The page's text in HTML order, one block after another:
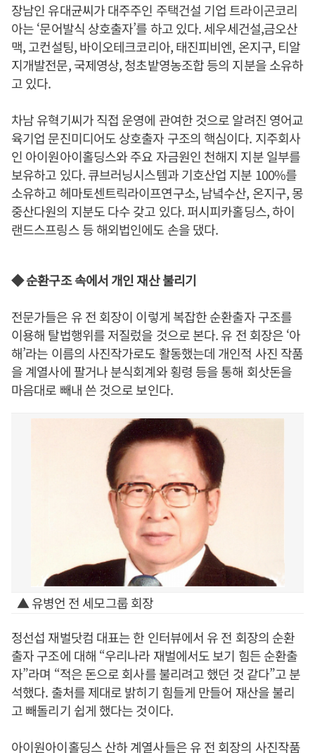
장남인 유대균씨가 대주주인 주택건설 기업 트라이곤코리
아는 ‘문어발식 상호출자’를 하고 있다. 세우세건설,금오산
맥, 고컨설팅, 바이오테크코리아, 태진피비엔, 온지구, 티알
지개발전문, 국제영상, 청초밭영농조합 등의 지분을 소유하
고 있다.
차남 유혁기씨가 직접 운영에 관여한 것으로 알려진 영어교
육기업 문진미디어도 상호출자 구조의 핵심이다. 지주회사
인 아이원아이홀딩스와 주요 자금원인 천해지 지분 일부를
보유하고 있다. 큐브러닝시스템과 기호산업 지분 100%를
소유하고 헤마토센트릭라이프연구소, 남녘수산, 온지구, 몽
중산다원의 지분도 다수 갖고 있다. 퍼시피카홀딩스, 하이
랜드스프링스 등 해외법인에도 손을 댔다.
◆ 순환구조 속에서 개인 재산 불리기
전문가들은 유 전 회장이 이렇게 복잡한 순환출자 구조를
이용해 탈법행위를 저질렀을 것으로 본다. 유 전 회장은 ‘아
해’라는 이름의 사진작가로도 활동했는데 개인적 사진 작품
을 계열사에 팔거나 분식회계와 횡령 등을 통해 회삿돈을
마음대로 빼내 쓴 것으로 보인다.
▲ 유병언 전 세모그룹 회장
정선섭 재벌닷컴 대표는 한 인터뷰에서 유 전 회장의 순환
출자 구조에 대해 “우리나라 재벌에서도 보기 힘든 순환출
자”라며 “적은 돈으로 회사를 불리려고 했던 것 같다”고 분
석했다. 출처를 제대로 밝히기 힘들게 만들어 재산을 불리
고 빼돌리기 쉽게 했다는 것이다.
아이원아이홀딩스 산하 계열사들은 유 전 회장의 사진작품